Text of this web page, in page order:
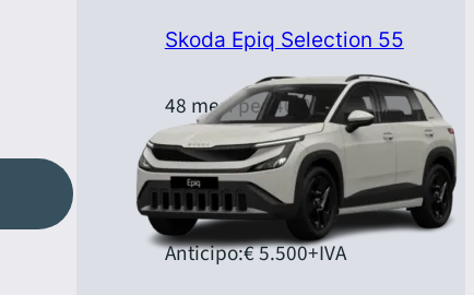
Skoda Epiq Selection 55
48 mesi per 40.000 km
Canone:€ 399,00+IVA/mese
Anticipo:€ 5.500+IVA